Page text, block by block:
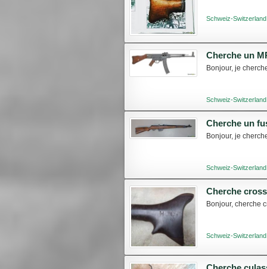
Schweiz-
Cherche un
Bonjour, je
Schweiz-
Cherche un
Bonjour, je
Schweiz-
Cherche
Bonjour, cherche
Schweiz-